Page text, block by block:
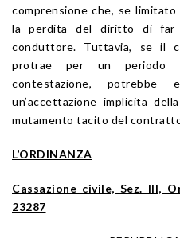
comprensione che, se
la perdita del diritto di far
conduttore. Tuttavia, se il
protrae per un periodo
contestazione, potrebbe
un’accettazione implicita
mutamento tacito del
L’ORDINANZA
Cassazione civile, Sez. III,
23287